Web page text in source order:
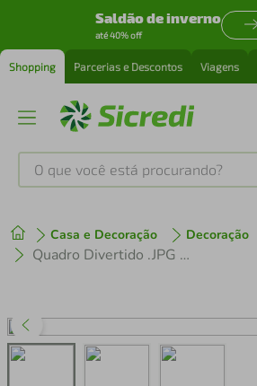
Saldão de inverno
até 40% off
Shopping Parcerias e Descontos Viagens
O que você está procurando?
Casa e Decoração Decoração
Quadro Divertido .JPG 86x60 Caixa Marfim
1º tenis
perfume